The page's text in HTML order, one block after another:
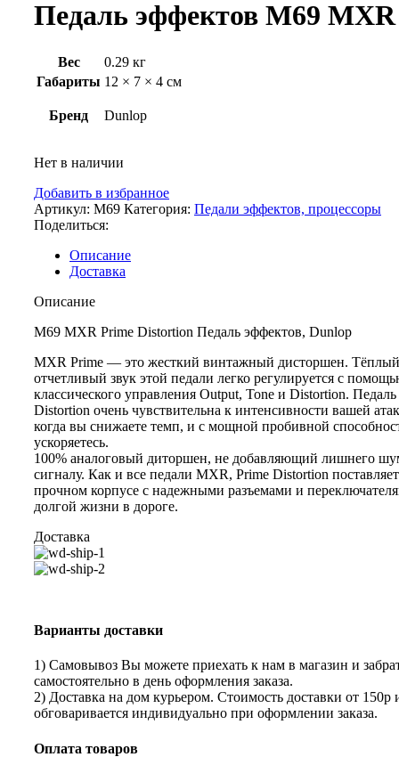
Педаль эффектов M69
Вес
0.29 кг
Габариты 12 × 7 × 4 см
Бренд Dunlop
Нет в наличии
Добавить в избранное
Артикул: M69 Категория: Педали эффектов, процессоры
Поделиться:
Описание
Доставка
Описание
M69 MXR Prime Distortion Педаль эффектов, Dunlop
MXR Prime — это жесткий винтажный дисторшен.
отчетливый звук этой педали легко регулируется с
классического управления Output, Tone и Distortion.
Distortion очень чувствительна к интенсивности вашей
когда вы снижаете темп, и с мощной пробивной
ускоряетесь.
100% аналоговый диторшен, не добавляющий лишнего
сигналу. Как и все педали MXR, Prime Distortion
прочном корпусе с надежными разъемами и
долгой жизни в дороге.
Доставка
Варианты доставки
1) Самовывоз Вы можете приехать к нам в магазин и
самостоятельно в день оформления заказа.
2) Доставка на дом курьером. Стоимость доставки от 150р
обговаривается индивидуально при оформлении заказа.
Оплата товаров